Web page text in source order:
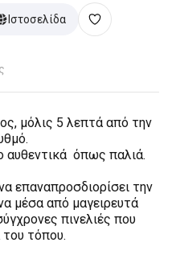
Ιστοσελίδα
μόλις 5 λεπτά από την
αυθεντικά όπως παλιά.
επαναπροσδιορίσει την
μέσα από μαγειρευτά
πινελιές που
του τόπου.